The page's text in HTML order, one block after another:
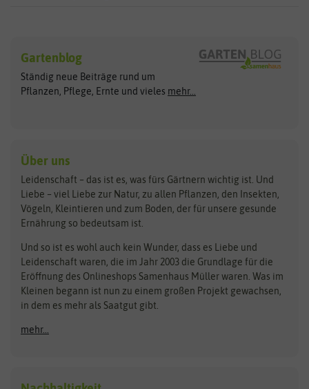
Exotische Samen
Gemüsesamen
Gründünger
Kräutersamen
Obstsamen
Pilzbrut
Rasensamen
Steckzwiebeln
Zimmer & Kübelpflanzen
Kataloge
Schnäppchen
Anzucht & Gartenzubehör
Anzuchtschalen
Arche Noah
ASB Greenworld
Benary
Bingenheimer Saatgut
Bionana
BIOWOL
Blumicorn
Bûten Birds
Carl Pabst
Clever Pots
COMPO
Dürr-Samen
Feldsaaten Freudenberger
Fertil
Flora Elite
Gartenblog
Ständig neue Beiträge rund um
Pflanzen, Pflege, Ernte und vieles mehr...
Über uns
Leidenschaft – das ist es, was fürs Gärtnern wichtig ist. Und
Liebe – viel Liebe zur Natur, zu allen Pflanzen, den Insekten,
Vögeln, Kleintieren und zum Boden, der für unsere gesunde
Ernährung so bedeutsam ist.
Und so ist es wohl auch kein Wunder, dass es Liebe und
Leidenschaft waren, die im Jahr 2003 die Grundlage für die
Eröffnung des Onlineshops Samenhaus Müller waren. Was im
Kleinen begann ist nun zu einem großen Projekt gewachsen,
in dem es mehr als Saatgut gibt.
mehr...